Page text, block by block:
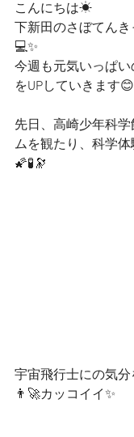
こんにちは☀
下新田のさぼてん
💻✨
今週も元気いっぱ
をUPしていきます😊
先日、高崎少年科
ムを観たり、科学
🌠🧪🔭
宇宙飛行士にの気
👨‍🚀カッコイイ✨